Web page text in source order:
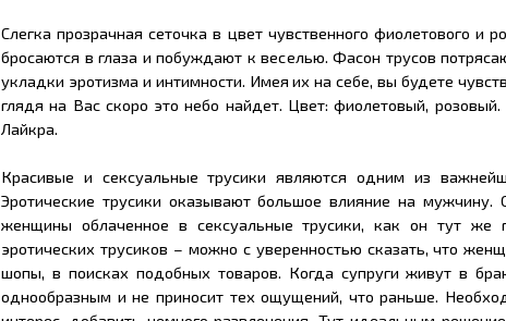
Слегка прозрачная сеточка в цвет чувственного фиолетового и
бросаются в глаза и побуждают к веселью. Фасон трусов
укладки эротизма и интимности. Имея их на себе, вы будете
глядя на Вас скоро это небо найдет. Цвет: фиолетовый,
Лайкра.
Красивые и сексуальные трусики являются одним из
Эротические трусики оказывают большое влияние на мужчину.
женщины облаченное в сексуальные трусики, как он тут же
эротических трусиков – можно с уверенностью сказать, что
шопы, в поисках подобных товаров. Когда супруги живут в
однообразным и не приносит тех ощущений, что раньше.
>